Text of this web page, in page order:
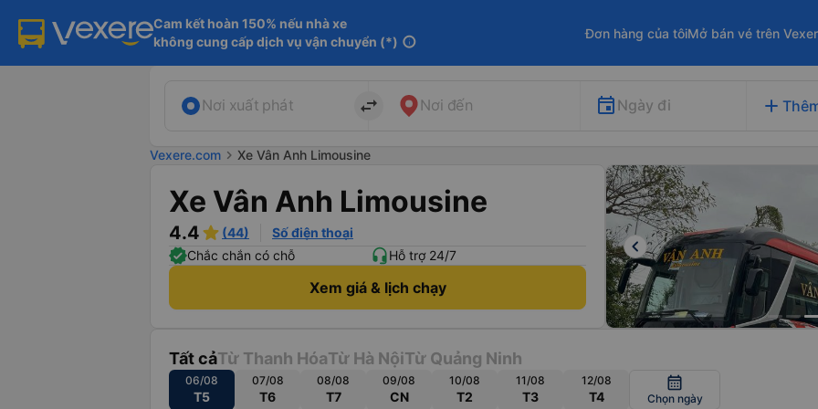
Cam kết hoàn 150% nếu nhà xe
không cung cấp dịch vụ vận chuyển (*) info
Đơn hàng của tôiMở bán vé trên
Nơi xuất phát import_export Nơi đến Ngày đi add
Vexere.com chevron_right Xe Vân Anh Limousine
Xe Vân Anh Limousine
4.4 (44)
Số điện thoại
Chắc chắn có chỗ
Hỗ trợ 24/7
Xem giá & lịch chạy
keyboard_arrow_left
Tất cảTừ Thanh HóaTừ Hà NộiTừ Quảng Ninh
06/08
T5
07/08
T6
08/08
T7
09/08
CN
10/08
T2
11/08
T3
12/08
T4
calendar_month
Chọn ngày